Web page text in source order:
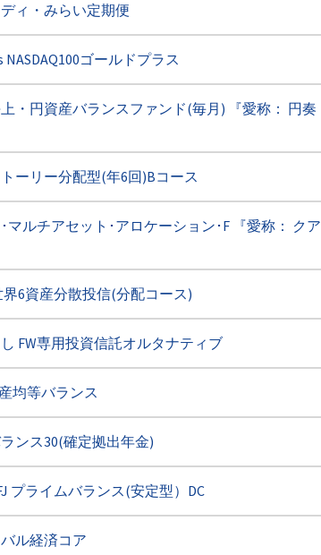
ィ・みらい定期便
NASDAQ100ゴールドプラス
・円資産バランスファンド(毎月) 『愛称： 円奏
ーリー分配型(年6回)Bコース
マルチアセット･アロケーション･F 『愛称： クア
界6資産分散投信(分配コース)
FW専用投資信託オルタナティブ
均等バランス
ンス30(確定拠出年金)
プライムバランス(安定型）DC
ル経済コア